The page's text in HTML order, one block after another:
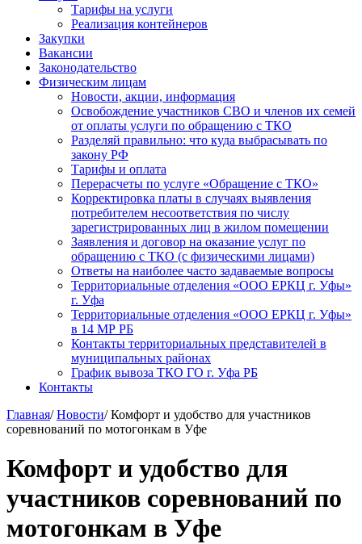
Тарифы на услуги
Реализация контейнеров
Закупки
Вакансии
Законодательство
Физическим лицам
Новости, акции, информация
Освобождение участников СВО и членов их семей
от оплаты услуги по обращению с ТКО
Разделяй правильно: что куда выбрасывать по
закону РФ
Тарифы и оплата
Перерасчеты по услуге «Обращение с ТКО»
Корректировка платы в случаях выявления
потребителем несоответствия по числу
зарегистрированных лиц в жилом помещении
Заявления и договор на оказание услуг по
обращению с ТКО (с физическими лицами)
Ответы на наиболее часто задаваемые вопросы
Территориальные отделения «ООО ЕРКЦ г. Уфы»
г. Уфа
Территориальные отделения «ООО ЕРКЦ г. Уфы»
в 14 МР РБ
Контакты территориальных представителей в
муниципальных районах
График вывоза ТКО ГО г. Уфа РБ
Контакты
Главная/ Новости/ Комфорт и удобство для участников
соревнований по мотогонкам в Уфе
Комфорт и удобство для
участников соревнований по
мотогонкам в Уфе